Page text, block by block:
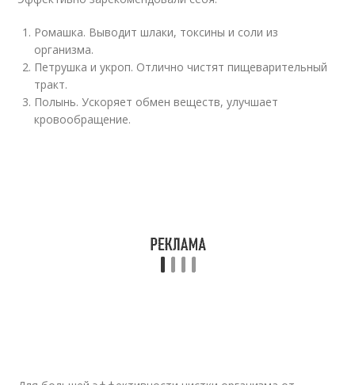
Ромашка. Выводит шлаки, токсины и соли из
организма.
Петрушка и укроп. Отлично чистят пищеварительный
тракт.
Полынь. Ускоряет обмен веществ, улучшает
кровообращение.